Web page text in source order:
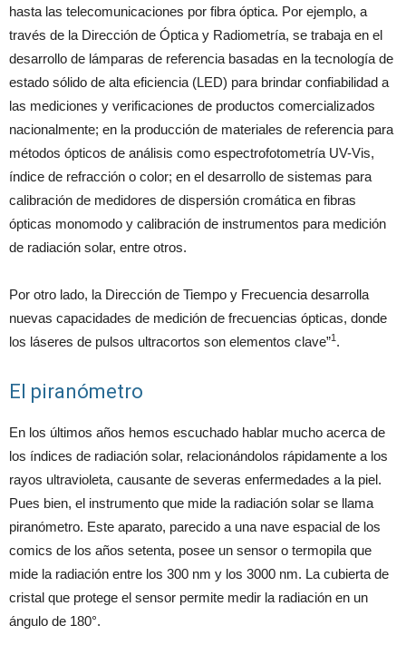
hasta las telecomunicaciones por fibra óptica. Por ejemplo, a
través de la Dirección de Óptica y Radiometría, se trabaja en el
desarrollo de lámparas de referencia basadas en la tecnología de
estado sólido de alta eficiencia (LED) para brindar confiabilidad a
las mediciones y verificaciones de productos comercializados
nacionalmente; en la producción de materiales de referencia para
métodos ópticos de análisis como espectrofotometría UV-Vis,
índice de refracción o color; en el desarrollo de sistemas para
calibración de medidores de dispersión cromática en fibras
ópticas monomodo y calibración de instrumentos para medición
de radiación solar, entre otros.
Por otro lado, la Dirección de Tiempo y Frecuencia desarrolla
nuevas capacidades de medición de frecuencias ópticas, donde
los láseres de pulsos ultracortos son elementos clave”1 .
El piranómetro
En los últimos años hemos escuchado hablar mucho acerca de
los índices de radiación solar, relacionándolos rápidamente a los
rayos ultravioleta, causante de severas enfermedades a la piel.
Pues bien, el instrumento que mide la radiación solar se llama
piranómetro. Este aparato, parecido a una nave espacial de los
comics de los años setenta, posee un sensor o termopila que
mide la radiación entre los 300 nm y los 3000 nm. La cubierta de
cristal que protege el sensor permite medir la radiación en un
ángulo de 180°.